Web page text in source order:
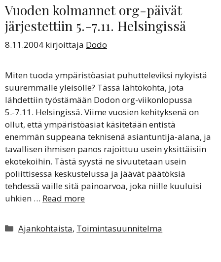
Vuoden kolmannet org-päivät
järjestettiin 5.-7.11. Helsingissä
8.11.2004 kirjoittaja Dodo
Miten tuoda ympäristöasiat puhutteleviksi nykyistä
suuremmalle yleisölle? Tässä lähtökohta, jota
lähdettiin työstämään Dodon org-viikonlopussa
5.-7.11. Helsingissä. Viime vuosien kehityksenä on
ollut, että ympäristöasiat käsitetään entistä
enemmän suppeana teknisenä asiantuntija-alana, ja
tavallisen ihmisen panos rajoittuu usein yksittäisiin
ekotekoihin. Tästä syystä ne sivuutetaan usein
poliittisessa keskustelussa ja jäävät päätöksiä
tehdessä vaille sitä painoarvoa, joka niille kuuluisi
uhkien … Read more
Kategoriat
Ajankohtaista, Toimintasuunnitelma